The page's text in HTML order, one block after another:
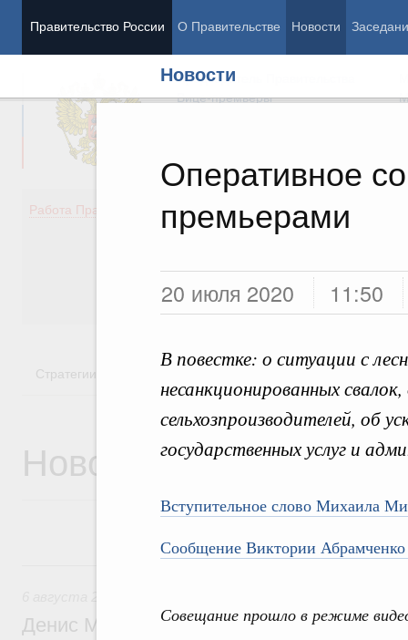
Правительство России О Правительстве Новости
Новости
Оперативное
премьерами
20 июля 2020 11:50
В повестке: о ситуации с
несанкционированных
сельхозпроизводителей, об
государственных услуг и
Вступительное слово Михаила
Сообщение Виктории
Совещание прошло в режиме
Председатель Правительства
Вице-премьеры
Работа Правительства
Демография
Здоровье
Общество
Государство
Стратегии
Новости
6 августа, четверг
Денис Мантуров провёл заседание